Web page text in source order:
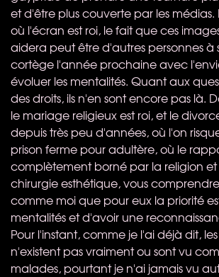
et d'être plus couverte par les médias.
où l'écran est roi, le fait que ces
aidera peut être d'autres personnes à
cortège l'année prochaine avec
évoluer les mentalités. Quant aux
des droits, ils n'en sont encore pas là.
le mariage religieux est roi, et le
depuis très peu d'années, où l'on
prison ferme pour adultère, où le
complètement borné par la religion et
chirurgie esthétique, vous
comme moi que pour eux la priorité
mentalités et d'avoir une
Pour l'instant, comme je l'ai déjà dit,
n'existent pas vraiment ou sont vu
malades, pourtant je n'ai jamais vu